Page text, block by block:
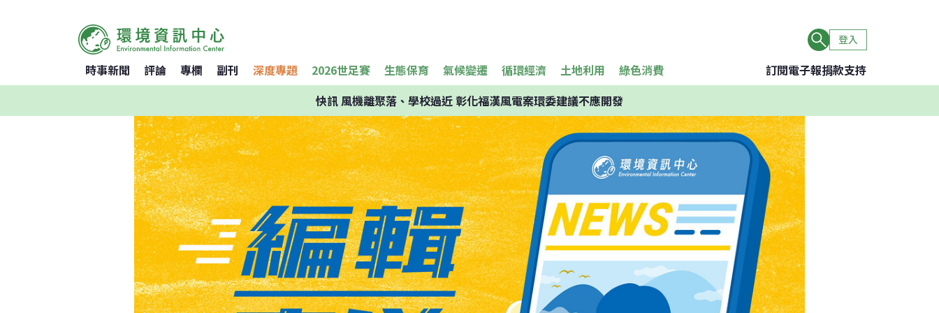
登入
時事新聞 評論 專欄 副刊 深度專題 2026世足賽 生態保育 氣候變遷 循環經濟 土地利用 綠色消費 訂閱電子報捐款支持
快訊風機離聚落、學校過近 彰化福漢風電案環委建議不應開發